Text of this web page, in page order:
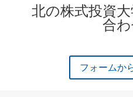
北の株式投資
合
フォームか